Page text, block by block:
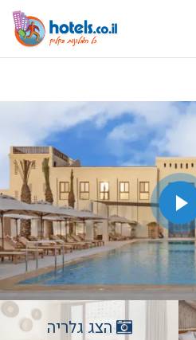
הצג גלריה